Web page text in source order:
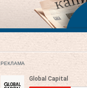
РЕКЛАМА